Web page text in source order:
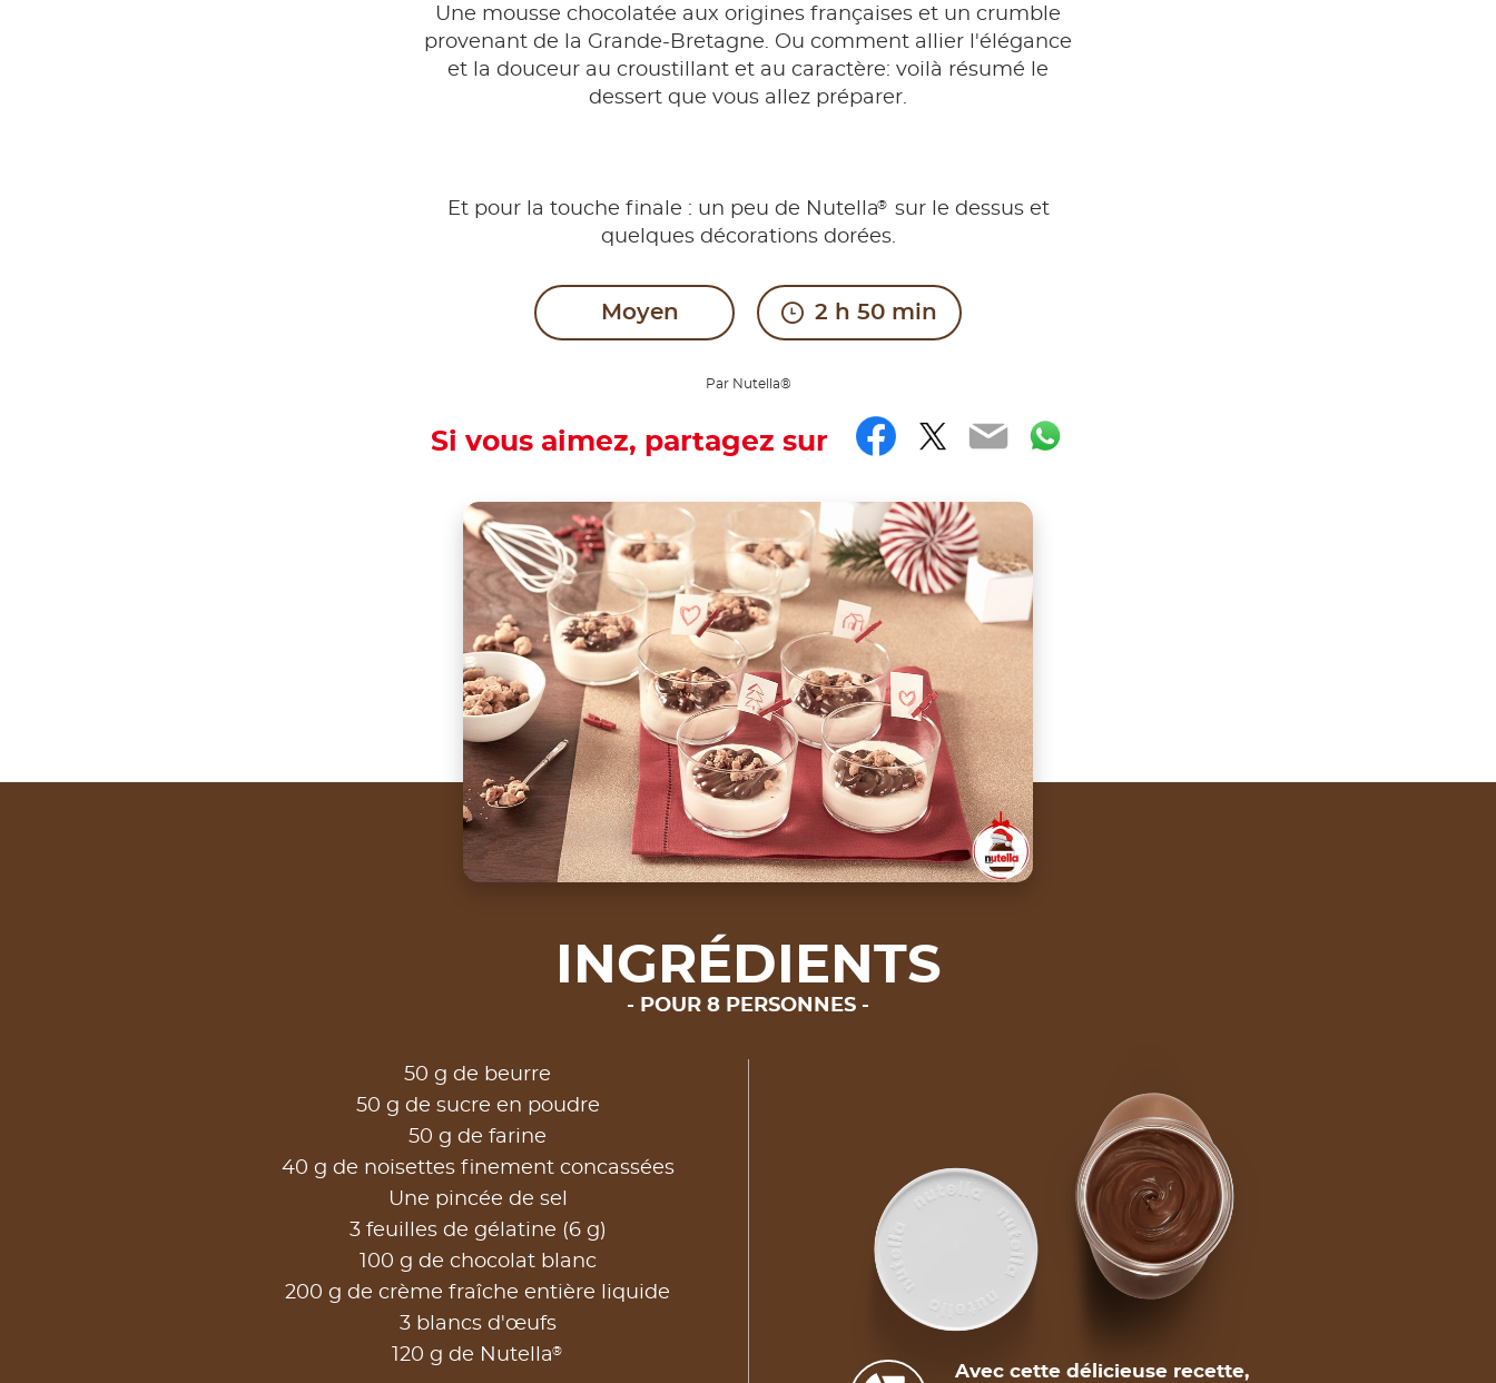
Une mousse chocolatée aux origines françaises et un crumble
provenant de la Grande-Bretagne. Ou comment allier l'élégance
et la douceur au croustillant et au caractère: voilà résumé le
dessert que vous allez préparer.
Et pour la touche finale : un peu de Nutella®
sur le dessus et
quelques décorations dorées.
Moyen 2 h 50 min
Par Nutella®
Si vous aimez, partagez sur Facebook
Twitter
EmailWhatsApp
INGRÉDIENTS
POUR 8 PERSONNES
50 g de beurre
50 g de sucre en poudre
50 g de farine
40 g de noisettes finement concassées
Une pincée de sel
3 feuilles de gélatine (6 g)
100 g de chocolat blanc
200 g de crème fraîche entière liquide
3 blancs d'œufs
120 g de Nutella®
Avec cette délicieuse recette,